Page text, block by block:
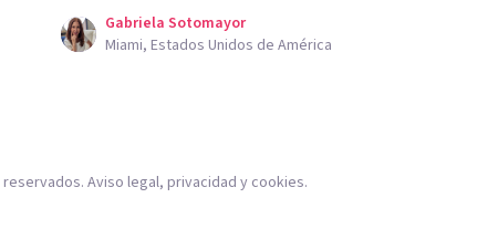
Gabriela Sotomayor
Miami, Estados Unidos de América
Aviso legal, privacidad y cookies.